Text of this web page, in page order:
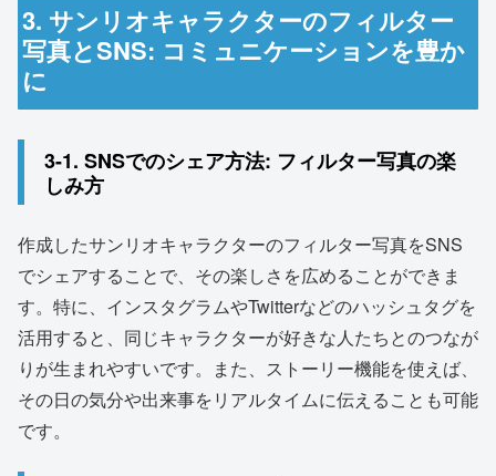
3. サンリオキャラクターのフィルター
写真とSNS: コミュニケーションを豊か
に
3-1. SNSでのシェア方法: フィルター写真の楽
しみ方
作成したサンリオキャラクターのフィルター写真をSNS
でシェアすることで、その楽しさを広めることができま
す。特に、インスタグラムやTwitterなどのハッシュタグを
活用すると、同じキャラクターが好きな人たちとのつなが
りが生まれやすいです。また、ストーリー機能を使えば、
その日の気分や出来事をリアルタイムに伝えることも可能
です。